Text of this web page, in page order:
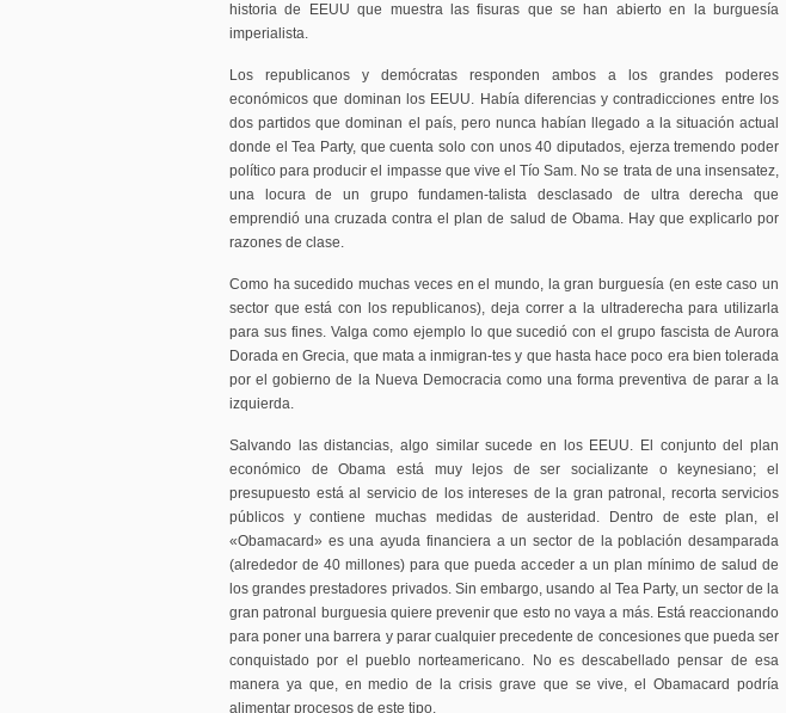
historia de EEUU que muestra las fisuras que se han abierto en la burguesía
imperialista.
Los republicanos y demócratas responden ambos a los grandes poderes
económicos que dominan los EEUU. Había diferencias y contradicciones entre los
dos partidos que dominan el país, pero nunca habían llegado a la situación actual
donde el Tea Party, que cuenta solo con unos 40 diputados, ejerza tremendo poder
político para producir el impasse que vive el Tío Sam. No se trata de una insensatez,
una locura de un grupo fundamen-talista desclasado de ultra derecha que
emprendió una cruzada contra el plan de salud de Obama. Hay que explicarlo por
razones de clase.
Como ha sucedido muchas veces en el mundo, la gran burguesía (en este caso un
sector que está con los republicanos), deja correr a la ultraderecha para utilizarla
para sus fines. Valga como ejemplo lo que sucedió con el grupo fascista de Aurora
Dorada en Grecia, que mata a inmigran-tes y que hasta hace poco era bien tolerada
por el gobierno de la Nueva Democracia como una forma preventiva de parar a la
izquierda.
Salvando las distancias, algo similar sucede en los EEUU. El conjunto del plan
económico de Obama está muy lejos de ser socializante o keynesiano; el
presupuesto está al servicio de los intereses de la gran patronal, recorta servicios
públicos y contiene muchas medidas de austeridad. Dentro de este plan, el
«Obamacard» es una ayuda financiera a un sector de la población desamparada
(alrededor de 40 millones) para que pueda acceder a un plan mínimo de salud de
los grandes prestadores privados. Sin embargo, usando al Tea Party, un sector de la
gran patronal burguesia quiere prevenir que esto no vaya a más. Está reaccionando
para poner una barrera y parar cualquier precedente de concesiones que pueda ser
conquistado por el pueblo norteamericano. No es descabellado pensar de esa
manera ya que, en medio de la crisis grave que se vive, el Obamacard podría
alimentar procesos de este tipo.